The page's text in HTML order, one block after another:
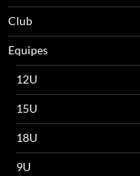
Club
Equipes
12U
15U
18U
9U